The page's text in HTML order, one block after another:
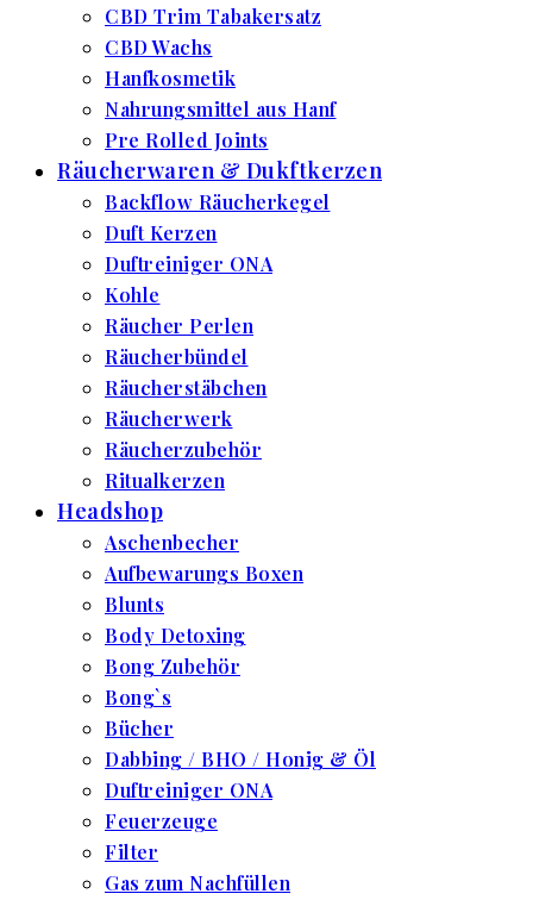
CBD Trim Tabakersatz
CBD Wachs
Hanfkosmetik
Nahrungsmittel aus Hanf
Pre Rolled Joints
Räucherwaren & Dukftkerzen
Backflow Räucherkegel
Duft Kerzen
Duftreiniger ONA
Kohle
Räucher Perlen
Räucherbündel
Räucherstäbchen
Räucherwerk
Räucherzubehör
Ritualkerzen
Headshop
Aschenbecher
Aufbewarungs Boxen
Blunts
Body Detoxing
Bong Zubehör
Bong`s
Bücher
Dabbing / BHO / Honig & Öl
Duftreiniger ONA
Feuerzeuge
Filter
Gas zum Nachfüllen